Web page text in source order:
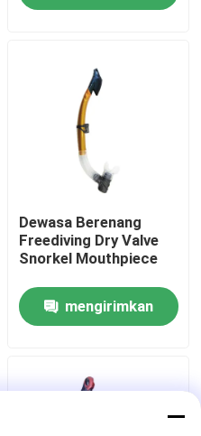
Dewasa Berenang
Freediving Dry Valve
Snorkel Mouthpiece
mengirimkan